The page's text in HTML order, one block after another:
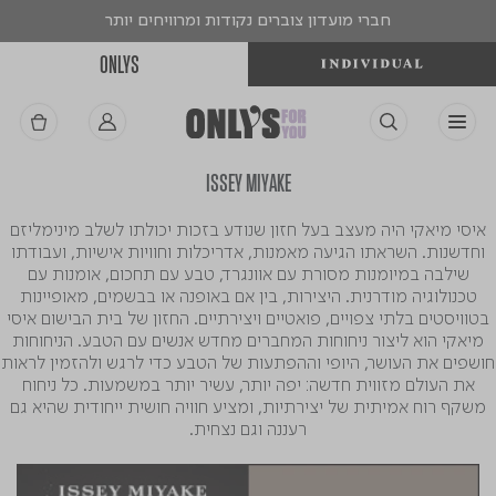
חברי מועדון צוברים נקודות ומרוויחים יותר
ONLYS
ISSEY MIYAKE
איסי מיאקי היה מעצב בעל חזון שנודע בזכות יכולתו לשלב מינימליזם
וחדשנות. השראתו הגיעה מאמנות, אדריכלות וחוויות אישיות, ועבודתו
שילבה במיומנות מסורת עם אוונגרד, טבע עם תחכום, אומנות עם
טכנולוגיה מודרנית. היצירות, בין אם באופנה או בבשמים, מאופיינות
בטוויסטים בלתי צפויים, פואטיים ויצירתיים. החזון של בית הבישום איסי
מיאקי הוא ליצור ניחוחות המחברים מחדש אנשים עם הטבע. הניחוחות
חושפים את העושר, היופי וההפתעות של הטבע כדי לרגש ולהזמין לראות
את העולם מזווית חדשה: יפה יותר, עשיר יותר במשמעות. כל ניחוח
משקף רוח אמיתית של יצירתיות, ומציע חוויה חושית ייחודית שהיא גם
רעננה וגם נצחית.